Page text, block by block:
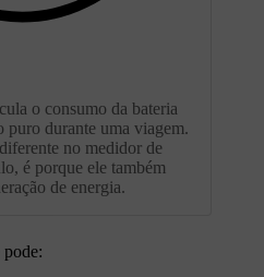
o consumo da bateria
puro durante uma viagem.
no medidor de
é porque ele também
de energia.